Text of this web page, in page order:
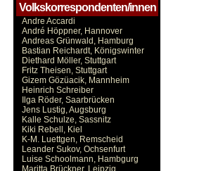
Volkskorrespondenten/innen
Andre Accardi
André Höppner, Hannover
Andreas Grünwald, Hamburg
Bastian Reichardt, Königswinter
Diethard Möller, Stuttgart
Fritz Theisen, Stuttgart
Gizem Gözüacik, Mannheim
Heinrich Schreiber
Ilga Röder, Saarbrücken
Jens Lustig, Augsburg
Kalle Schulze, Sassnitz
Kiki Rebell, Kiel
K-M. Luettgen, Remscheid
Leander Sukov, Ochsenfurt
Luise Schoolmann, Hambgurg
Maritta Brückner, Leipzig